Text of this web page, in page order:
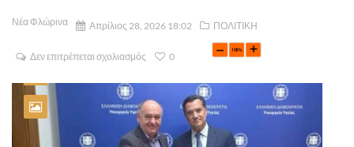
Νέα Φλώρινα Απρίλιος 28, 2026 18:02 ΠΟΛΙΤΙΚΗ
Δεν επιτρέπεται σχολιασμός 0